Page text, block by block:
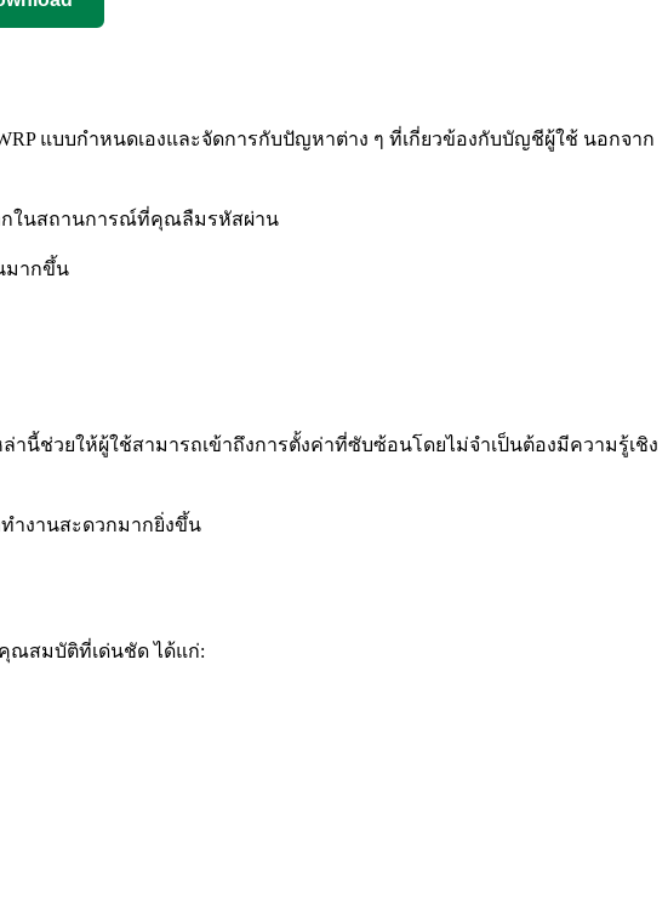
แบบกำหนดเองและจัดการกับปัญหาต่าง ๆ ที่เกี่ยวข้องกับบัญชีผู้ใช้ นอกจาก
กในสถานการณ์ที่คุณลืมรหัสผ่าน
มากขึ้น
านี้ช่วยให้ผู้ใช้สามารถเข้าถึงการตั้งค่าที่ซับซ้อนโดยไม่จำเป็นต้องมีความรู้เชิง
ำงานสะดวกมากยิ่งขึ้น
คุณสมบัติที่เด่นชัด ได้แก่: